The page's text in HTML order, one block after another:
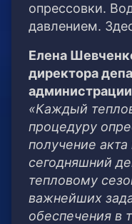
опрессовки.
давлением.
Елена
директора
«Каждый
процедуру
получение акта
сегодняшний
тепловому
важнейших
обеспечения в